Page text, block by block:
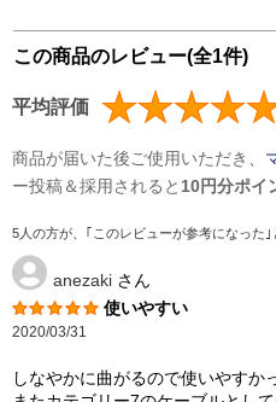
この商品のレビュー(全1件)
平均評価
商品が届いた後ご使用いただき、
ー投稿＆採用されると 10円分ポイ
5人の方が、｢このレビューが参考になった｣
anezaki さん
使いやすい
2020/03/31
しなやかに曲がるので使いやすか